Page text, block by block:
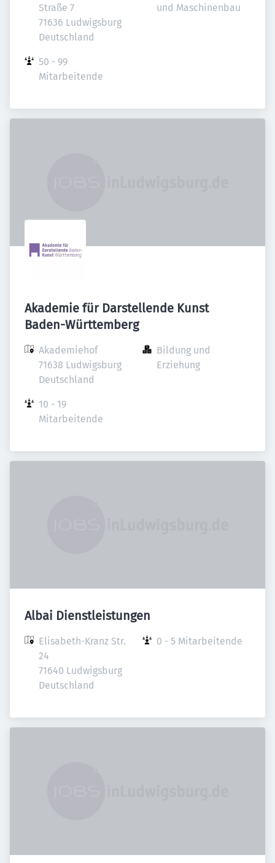
Straße 7
71636 Ludwigsburg
Deutschland
und Maschinenbau
50 - 99
Mitarbeitende
Akademie für Darstellende Kunst
Baden-Württemberg
Akademiehof
71638 Ludwigsburg
Deutschland
Bildung und
Erziehung
10 - 19
Mitarbeitende
Albai Dienstleistungen
Elisabeth-Kranz Str.
24
71640 Ludwigsburg
Deutschland
0 - 5 Mitarbeitende